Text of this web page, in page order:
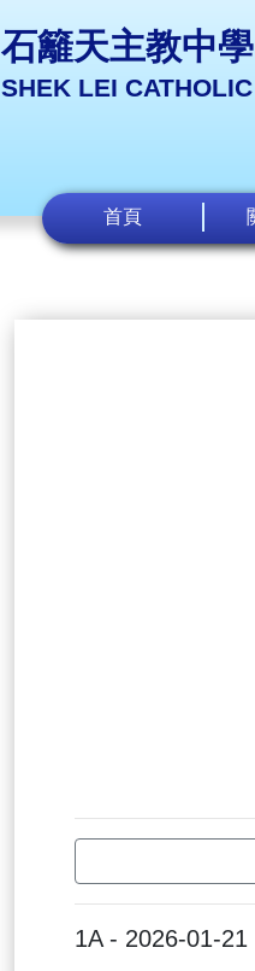
石籬天主教中學
SHEK LEI
首頁
1A - 2026-01-21